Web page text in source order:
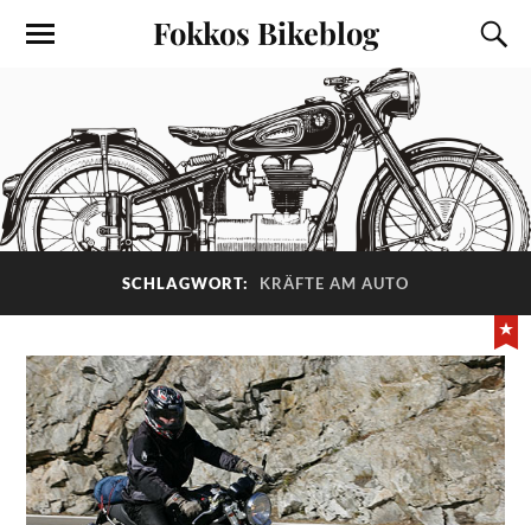
Fokkos Bikeblog
SCHLAGWORT: KRÄFTE AM AUTO